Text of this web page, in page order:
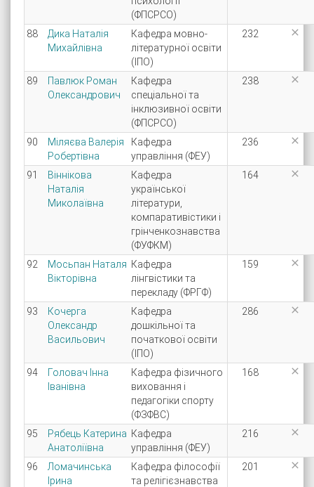
(ФПСРСО)
88
Дика Наталія
Михайлівна
Кафедра мовно-
літературної освіти
(ІПО)
232 
89
Павлюк Роман
Олександрович
Кафедра
спеціальної та
інклюзивної освіти
(ФПСРСО)
238 
90
Міляєва Валерія
Робертівна
Кафедра
управління (ФЕУ)
236 
91
Віннікова
Наталія
Миколаївна
Кафедра
української
літератури,
компаративістики і
грінченкознавства
(ФУФКМ)
164 
92
Мосьпан Наталя
Вікторівна
Кафедра
лінгвістики та
перекладу (ФРГФ)
159 
93
Кочерга
Олександр
Васильович
Кафедра
дошкільної та
початкової освіти
(ІПО)
286 
94
Головач Інна
Іванівна
Кафедра фізичного
виховання і
педагогіки спорту
(ФЗФВС)
168 
95
Рябець Катерина
Анатоліївна
Кафедра
управління (ФЕУ)
216 
96
Ломачинська
Ірина
Кафедра філософії
та релігієзнавства
201 